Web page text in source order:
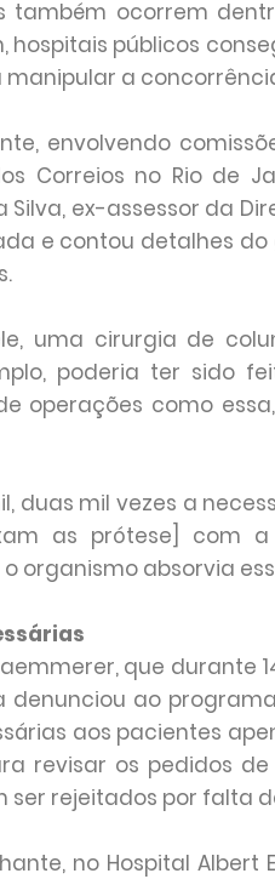
também ocorrem
hospitais públicos
a
envolvendo
Correios no Rio de
Silva, ex-assessor da
e contou detalhes
uma cirurgia de
poderia ter sido
operações como
duas mil vezes a
as prótese] com
organismo absorvia
que durante
denunciou ao
aos pacientes
revisar os pedidos
ser rejeitados por falta
no Hospital Albert